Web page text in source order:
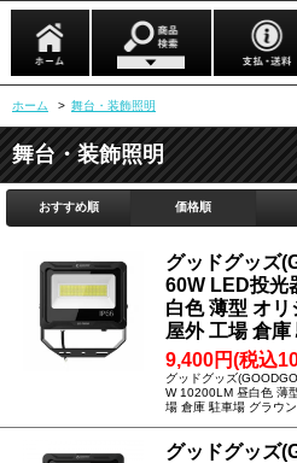
ホーム > 舞台・装飾照明
舞台・装飾照明
おすすめ順 価格順
グッドグッズ
60W LED投光
白色 薄型 オ
屋外 工場 倉
9,400円(税込
グッドグッズ
W 10200LM 昼白色 薄
場 倉庫 駐車場 グラウ
グッドグッズ